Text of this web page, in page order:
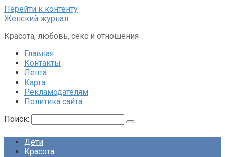
Перейти к контенту
Женский журнал
Красота, любовь, секс и отношения
Главная
Контакты
Лента
Карта
Рекламодателям
Политика сайта
Поиск:
Дети
Красота